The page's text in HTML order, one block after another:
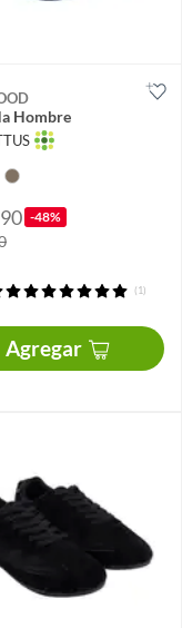
Hombre
-48%
(1)
Agregar